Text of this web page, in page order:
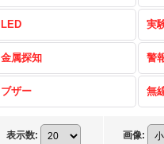
LED 実
金属探知 警
ブザー 無
表示数: 画像: